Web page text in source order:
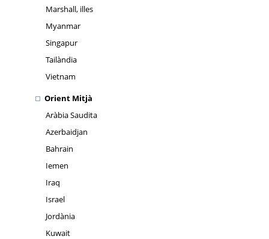
Marshall, illes
Myanmar
Singapur
Tailàndia
Vietnam
Orient Mitjà
Aràbia Saudita
Azerbaidjan
Bahrain
Iemen
Iraq
Israel
Jordània
Kuwait